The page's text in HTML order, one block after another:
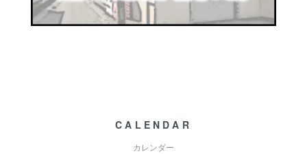
CALENDAR
カレンダー